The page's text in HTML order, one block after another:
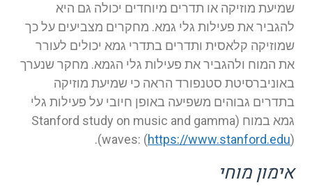
שמיעת מוזיקה או תדרים מיוחדים יכולה גם היא
להגביר את פעילות גלי גמא. מחקרים מצביעים על כך
שמוזיקה קלאסית ותדרים בתדרי גמא יכולים לעורר
את המוח ולהגביר את פעילות גלי הגמא. מחקר שנערך
באוניברסיטת סטנפורד הראה כי שמיעת מוזיקה
בתדרים גבוהים משפיעה באופן חיובי על פעילות גלי
גמא במוח (Stanford study on music and gamma
waves: (https://www.stanford.edu)).
אימון מוחי